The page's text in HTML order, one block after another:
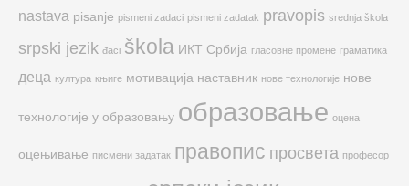
nastava pisanje pismeni zadaci pismeni zadatak pravopis srednja škola
srpski jezik đaci škola ИКТ Србија гласовне промене граматика
деца култура књиге мотивација наставник нове технологије нове
технологије у образовању образовање оцена
оцењивање писмени задатак правопис просвета професор